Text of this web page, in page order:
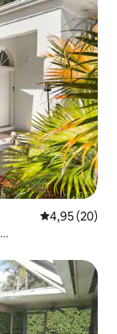
4,95 (20)